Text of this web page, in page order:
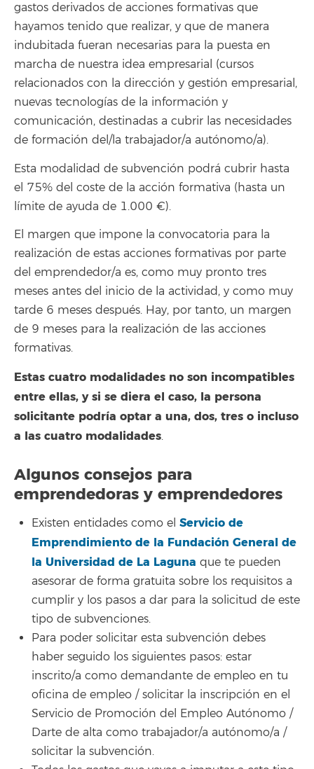
gastos derivados de acciones formativas que
hayamos tenido que realizar, y que de manera
indubitada fueran necesarias para la puesta en
marcha de nuestra idea empresarial (cursos
relacionados con la dirección y gestión empresarial,
nuevas tecnologías de la información y
comunicación, destinadas a cubrir las necesidades
de formación del/la trabajador/a autónomo/a).
Esta modalidad de subvención podrá cubrir hasta
el 75% del coste de la acción formativa (hasta un
límite de ayuda de 1.000 €).
El margen que impone la convocatoria para la
realización de estas acciones formativas por parte
del emprendedor/a es, como muy pronto tres
meses antes del inicio de la actividad, y como muy
tarde 6 meses después. Hay, por tanto, un margen
de 9 meses para la realización de las acciones
formativas.
Estas cuatro modalidades no son incompatibles
entre ellas, y si se diera el caso, la persona
solicitante podría optar a una, dos, tres o incluso
a las cuatro modalidades.
Algunos consejos para
emprendedoras y emprendedores
Existen entidades como el Servicio de
Emprendimiento de la Fundación General de
la Universidad de La Laguna que te pueden
asesorar de forma gratuita sobre los requisitos a
cumplir y los pasos a dar para la solicitud de este
tipo de subvenciones.
Para poder solicitar esta subvención debes
haber seguido los siguientes pasos: estar
inscrito/a como demandante de empleo en tu
oficina de empleo / solicitar la inscripción en el
Servicio de Promoción del Empleo Autónomo /
Darte de alta como trabajador/a autónomo/a /
solicitar la subvención.